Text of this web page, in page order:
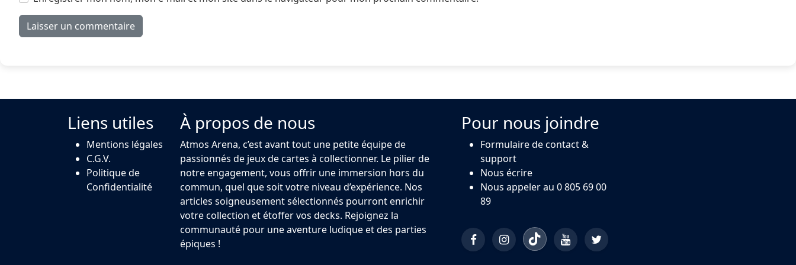
Liens utiles
Mentions légales
C.G.V.
Politique de
Confidentialité
À propos de nous
Atmos Arena, c’est avant tout une petite équipe de
passionnés de jeux de cartes à collectionner. Le pilier de
notre engagement, vous offrir une immersion hors du
commun, quel que soit votre niveau d’expérience. Nos
articles soigneusement sélectionnés pourront enrichir
votre collection et étoffer vos decks. Rejoignez la
communauté pour une aventure ludique et des parties
épiques !
Pour nous joindre
Formulaire de contact &
support
Nous écrire
Nous appeler au 0 805 69 00
89